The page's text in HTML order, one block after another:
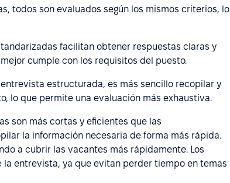
todos son evaluados según los mismos criterios, lo
facilitan obtener respuestas claras y
cumple con los requisitos del puesto.
entrevista estructurada, es más sencillo recopilar y
lo que permite una evaluación más exhaustiva.
son más cortas y eficientes que las
la información necesaria de forma más rápida.
a cubrir las vacantes más rápidamente. Los
entrevista, ya que evitan perder tiempo en temas